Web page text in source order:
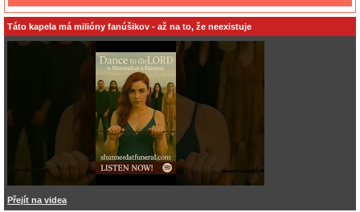
Táto kapela má milióny fanúšikov - až na to, že neexistuje
Přejít na videa